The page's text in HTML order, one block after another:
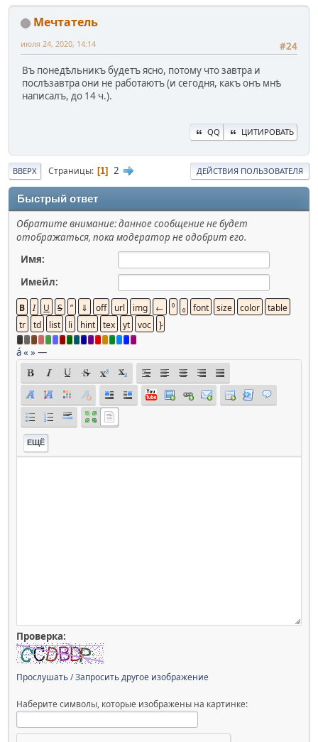
Мечтатель
#24
июля 24, 2020, 14:14
Въ понедѣльникъ будетъ ясно, потому что завтра и
послѣзавтра они не работаютъ (и сегодня, какъ онъ мнѣ
написалъ, до 14 ч.).
QQ ЦИТИРОВАТЬ
ВВЕРХ Страницы 1 2 ДЕЙСТВИЯ ПОЛЬЗОВАТЕЛЯ
Быстрый ответ
Обратите внимание: данное сообщение не будет
отображаться, пока модератор не одобрит его.
Имя:
Имейл:
á« »—
ЕЩЁ
Проверка:
Прослушать/Запросить другое изображение
Наберите символы, которые изображены на картинке: